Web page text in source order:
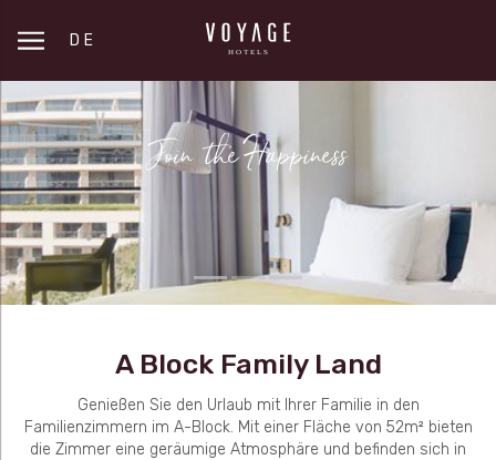
DE
A Block Family Land
Genießen Sie den Urlaub mit Ihrer Familie in den
Familienzimmern im A-Block. Mit einer Fläche von 52m² bieten
die Zimmer eine geräumige Atmosphäre und befinden sich in